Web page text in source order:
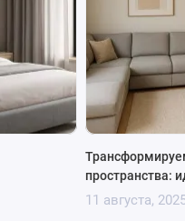
пространства:
11 августа,